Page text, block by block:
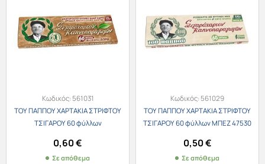
Κωδικός:561031
ΤΟΥ ΠΑΠΠΟΥ ΧΑΡΤΑΚΙΑ ΣΤΡΙΦΤΟΥ
ΤΣΙΓΑΡΟΥ 60 φύλλων
0,60€
Σε απόθεμα
Κωδικός:561029
ΤΟΥ ΠΑΠΠΟΥ ΧΑΡΤΑΚΙΑ ΣΤΡΙΦΤΟΥ
ΤΣΙΓΑΡΟΥ 60 φύλλων ΜΠΕΖ 47530
0,50€
Σε απόθεμα